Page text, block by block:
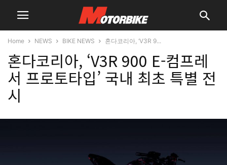
Home NEWS BIKE NEWS 혼다코리아, ‘V3R 9...
혼다코리아, ‘V3R 900 E-컴프레
서 프로토타입’ 국내 최초 특별 전
시